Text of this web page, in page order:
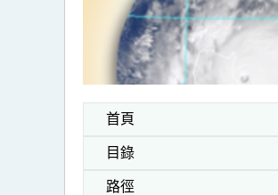
首頁
目錄
路徑